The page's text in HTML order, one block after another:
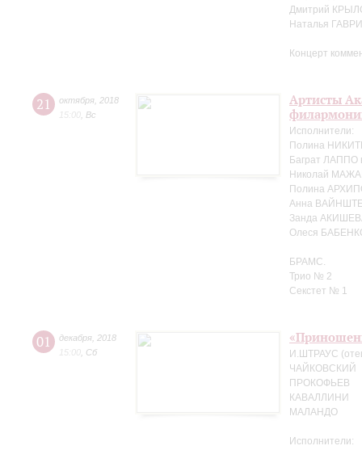
Дмитрий
Наталья
Концерт
21 октября 2018
15:00 Вс
Артисты
Исполнители:
Полина
Баграт ЛАППО
Николай
Полина
Анна
Занда
Олеся
БРАМС.
Трио № 2
Секстет № 1
01 декабря 2018
15:00 Сб
И.ШТРАУС
ЧАЙКОВСКИЙ
ПРОКОФЬЕВ
КАВАЛЛИНИ
МАЛАНДО
Исполнители: